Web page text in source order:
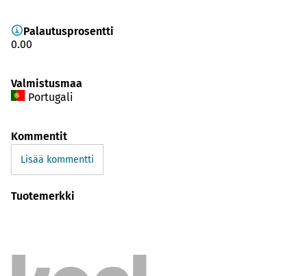
Palautusprosentti
0.00
Valmistusmaa
Portugali
Kommentit
Lisää kommentti
Tuotemerkki